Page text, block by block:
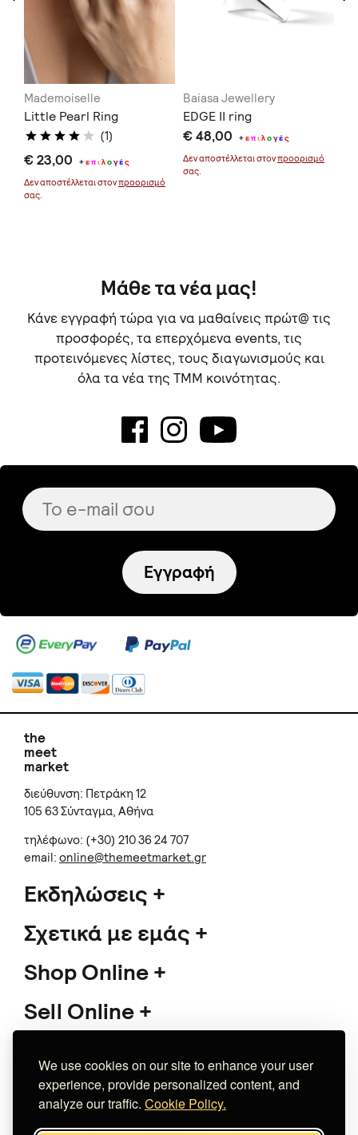
We use cookies on our site to enhance your user
experience, provide personalized content, and
analyze our traffic. Cookie Policy.
Mademoiselle
Little Pearl Ring
(1)
€ 23,00 +επιλογές
Δεν αποστέλλεται στονπροορισμό
σας.
Baiasa Jewellery
EDGE II ring
€ 48,00 +επιλογές
Δεν αποστέλλεται στονπροορισμό
σας.
Μάθε τα νέα μας!
Κάνε εγγραφή τώρα για να μαθαίνεις πρώτ@ τις
προσφορές, τα επερχόμενα events, τις
προτεινόμενες λίστες, τους διαγωνισμούς και
όλα τα νέα της TMM κοινότητας.
Εγγραφή
the
meet
market
διεύθυνση: Πετράκη 12
105 63 Σύνταγμα, Αθήνα
τηλέφωνο: (+30) 210 36 24 707
email: online@themeetmarket.gr
Εκδηλώσεις
Σχετικά με εμάς
Shop Online
Sell Online